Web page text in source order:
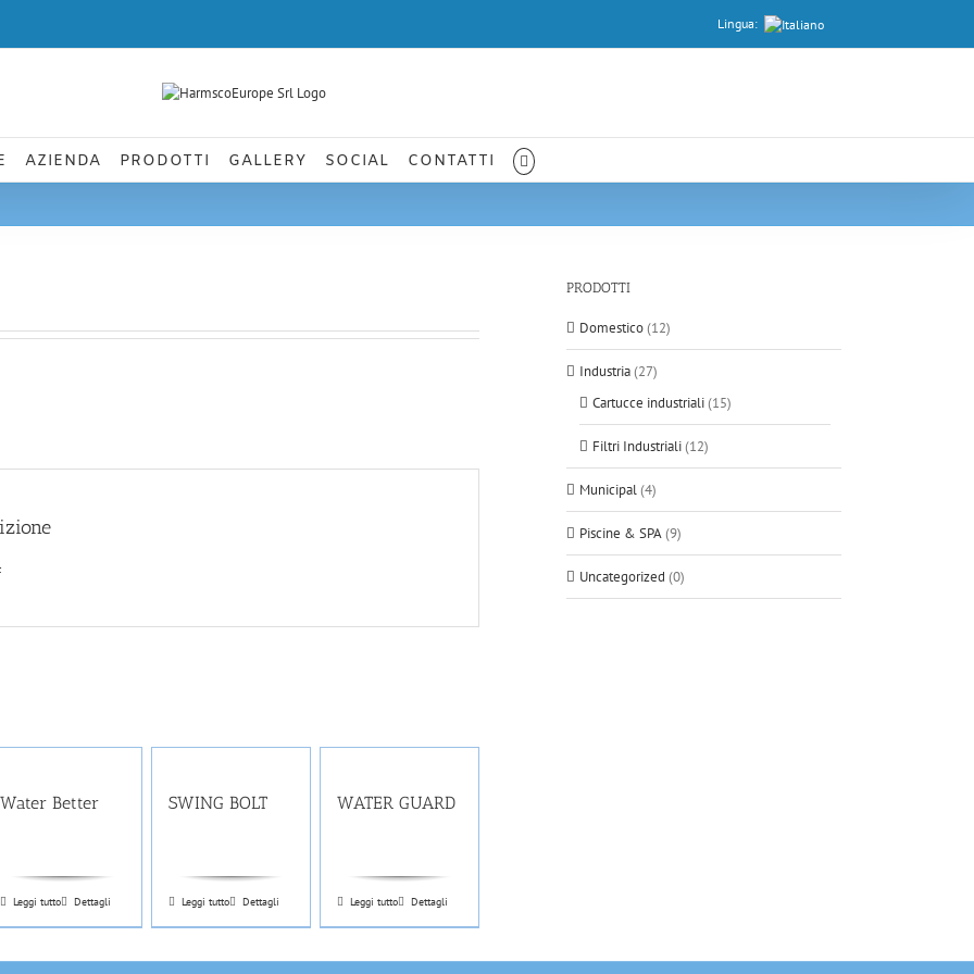
Lingua:
AZIENDA PRODOTTI GALLERY SOCIAL CONTATTI
Water Better
Leggi tutto Dettagli
SWING BOLT
Leggi tutto Dettagli
WATER GUARD
Leggi tutto Dettagli
PRODOTTI
Domestico(12)
Industria(27)
Cartucce industriali(15)
Filtri Industriali(12)
Municipal(4)
Piscine & SPA(9)
Uncategorized (0)